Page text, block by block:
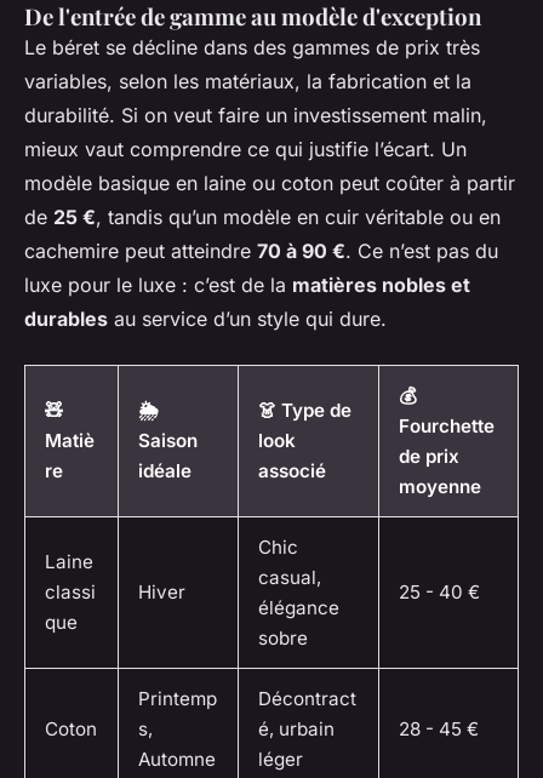
De l'entrée de gamme au modèle d'exception
Le béret se décline dans des gammes de prix très
variables, selon les matériaux, la fabrication et la
durabilité. Si on veut faire un investissement malin,
mieux vaut comprendre ce qui justifie l’écart. Un
modèle basique en laine ou coton peut coûter à partir
de 25 €, tandis qu’un modèle en cuir véritable ou en
cachemire peut atteindre 70 à 90 €. Ce n’est pas du
luxe pour le luxe : c’est de la matières nobles et
durables au service d’un style qui dure.
🧸
Matiè
re
🌦️
Saison
idéale
👗 Type de
look
associé
💰
Fourchette
de prix
moyenne
Laine
classi
que
Hiver
Chic
casual,
élégance
sobre
25 - 40 €
Coton
Printemp
s,
Automne
Décontract
é, urbain
léger
28 - 45 €